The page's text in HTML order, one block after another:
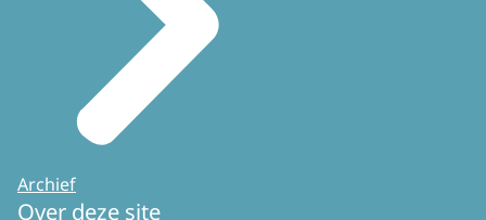
Archief
Over deze site